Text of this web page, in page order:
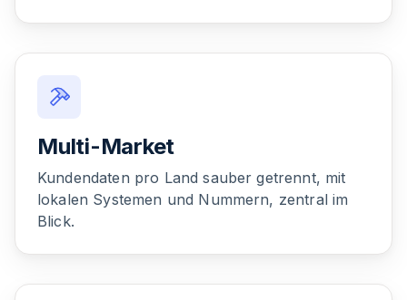
Multi-Market
Kundendaten pro Land sauber getrennt, mit
lokalen Systemen und Nummern, zentral im
Blick.